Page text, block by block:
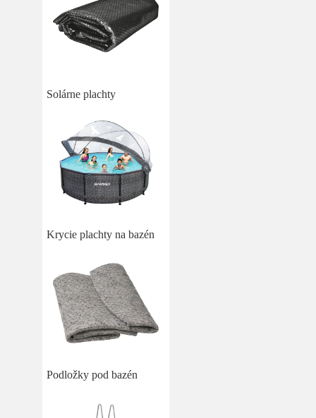
Solárne plachty
Krycie plachty na bazén
Podložky pod bazén